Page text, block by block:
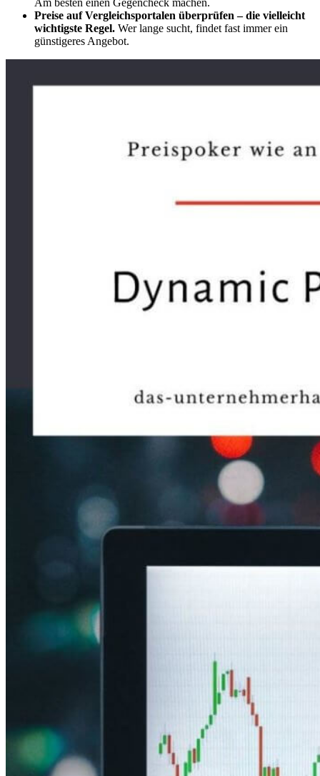
Preise auf Vergleichsportalen überprüfen – die vielleicht
wichtigste Regel. Wer lange sucht, findet fast immer ein
günstigeres Angebot.